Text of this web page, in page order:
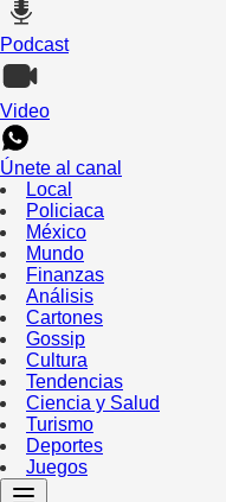
Podcast
Video
Únete al canal
Local
Policiaca
México
Mundo
Finanzas
Análisis
Cartones
Gossip
Cultura
Tendencias
Ciencia y Salud
Turismo
Deportes
Juegos